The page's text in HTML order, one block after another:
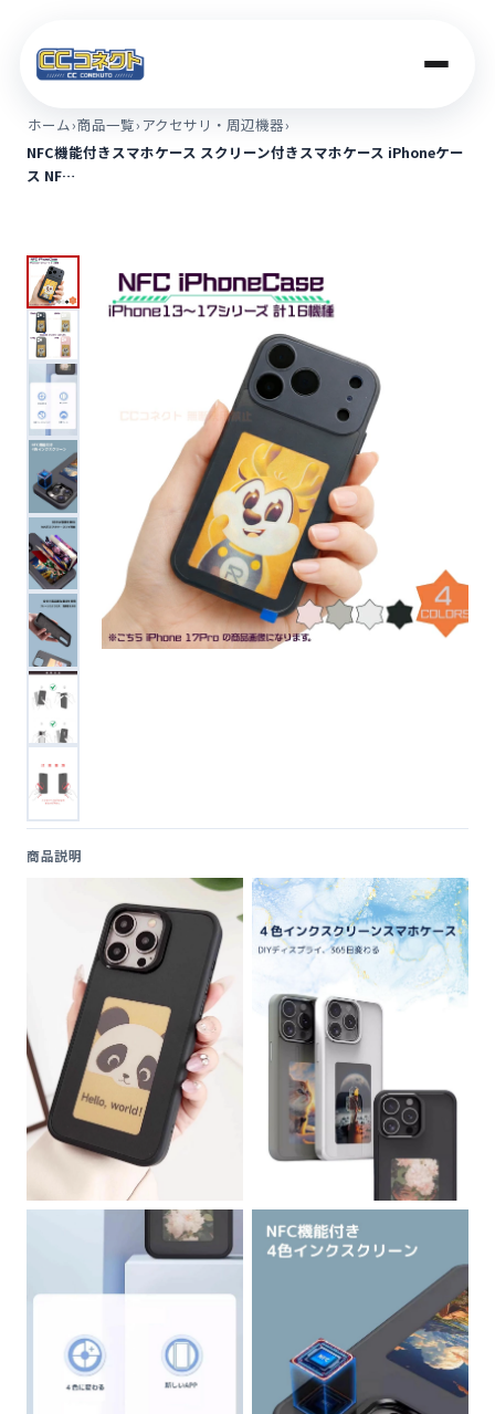
商品一覧
店舗案内
法人のお客さま
コラム
便利ツール
お問い合わせ
ホーム›商品一覧› アクセサリ・周辺機器›
NFC機能付きスマホケース スクリーン付きスマホケース iPhoneケー
ス NF…
商品説明